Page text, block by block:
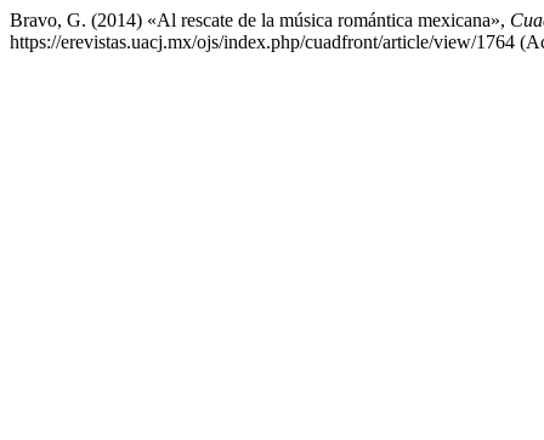
Bravo, G. (2014) «Al rescate de la música romántica mexicana»,
https://erevistas.uacj.mx/ojs/index.php/cuadfront/article/view/1764